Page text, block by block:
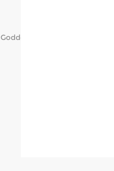
beeld van
Works'
Paardenhoofd: beeld
'Untitled'.